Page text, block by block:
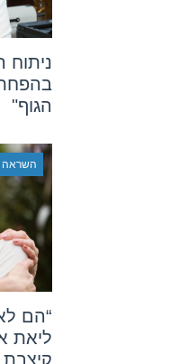
ניתוח
הגוף"
השראה
“הם
ליאת
קיצבת